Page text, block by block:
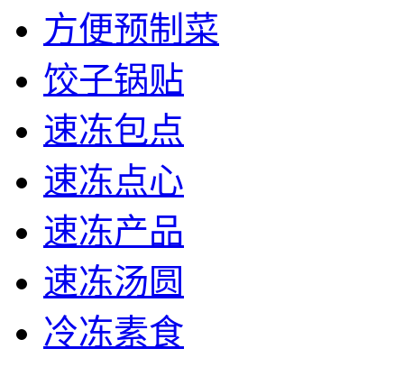
方便预制菜
饺子锅贴
速冻包点
速冻点心
速冻产品
速冻汤圆
冷冻素食